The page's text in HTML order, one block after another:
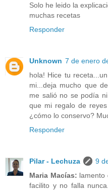
Solo he leido la
muchas recetas
Responder
Unknown 7 de enero
hola! Hice tu
mi...deja mucho que
me salió no se podía
que mi regalo de
¿cómo lo conservo?
Responder
Pilar - Lechuza
9
Maria Macías: lamento
facilito y no falla